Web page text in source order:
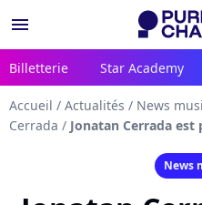
menu
Billetterie Star Academy
Accueil / Actualités / News
Cerrada / Jonatan Cerrada
News